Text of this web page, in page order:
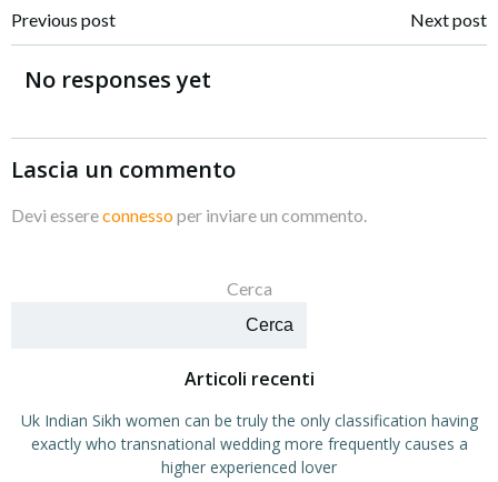
Navigazione
articoli
Previous post
Navigazione
Next post
No responses yet
Lascia un commento
Devi essereconnessoper inviare un commento.
Cerca
Cerca
Articoli recenti
Uk Indian Sikh women can be truly the only classification having
exactly who transnational wedding more frequently causes a
higher experienced lover